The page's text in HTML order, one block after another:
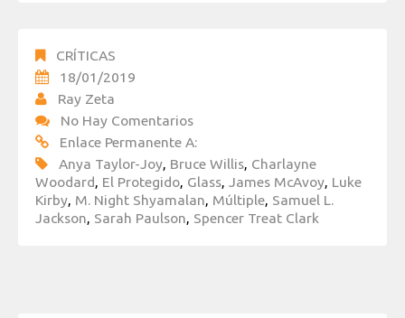
CRÍTICAS
18/01/2019
Ray Zeta
No Hay Comentarios
Enlace Permanente A:
Anya Taylor-Joy, Bruce Willis, Charlayne
Woodard, El Protegido, Glass, James McAvoy, Luke
Kirby, M. Night Shyamalan, Múltiple, Samuel L.
Jackson, Sarah Paulson, Spencer Treat Clark